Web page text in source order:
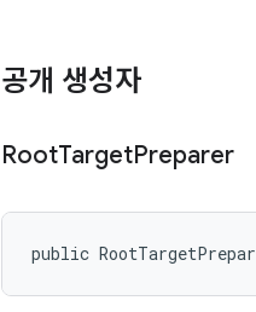
공개 생성자
RootTargetPreparer
public